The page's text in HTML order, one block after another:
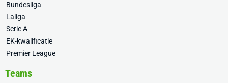
Bundesliga
Laliga
Serie A
EK-kwalificatie
Premier League
Teams